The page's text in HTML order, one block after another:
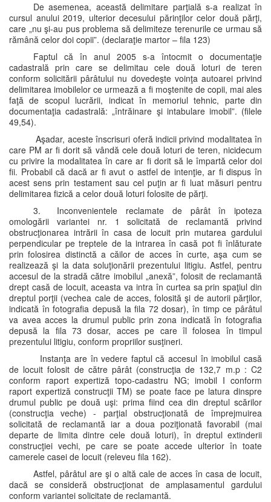
De asemenea, această delimitare parţială s-a realizat în
cursul anului 2019, ulterior decesului părinţilor celor două părţi,
care „nu şi-au pus problema să delimiteze terenurile ce urmau să
rămână celor doi copii”. (declaraţie martor – fila 123)
Faptul că în anul 2005 s-a întocmit o documentaţie
cadastrală prin care se delimitau cele două loturi de teren
conform solicitării pârâtului nu dovedeşte voinţa autoarei privind
delimitarea imobilelor ce urmează a fi moştenite de copii, mai ales
faţă de scopul lucrării, indicat în memoriul tehnic, parte din
documentaţia cadastrală: „întrăinare şi intabulare imobil”. (filele
49,54).
Aşadar, aceste înscrisuri oferă indicii privind modalitatea în
care PM ar fi dorit să vândă cele două loturi de teren, nicidecum
cu privire la modalitatea în care ar fi dorit să le împartă celor doi
fii. Probabil că dacă ar fi avut o astfel de intenţie, ar fi dispus în
acest sens prin testament sau cel puţin ar fi luat măsuri pentru
delimitarea fizică a celor două loturi folosite de părţi.
3. Inconvenientele reclamate de pârât în ipoteza
omologării variantei nr. 1 solicitată de reclamantă privind
obstrucţionarea intrării în casa de locuit prin mutarea gardului
perpendicular pe treptele de la intrarea în casă pot fi înlăturate
prin folosirea distinctă a căilor de acces în curte, aşa cum se
realizează şi la data soluţionării prezentului litigiu. Astfel, pentru
accesul de la stradă către imobilul „anexă”, folosit de reclamantă
drept casă de locuit, aceasta va intra în curtea sa prin spaţiul din
dreptul porţii (vechea cale de acces, folosită şi de autorii părţilor,
indicată în fotografia depusă la fila 72 dosar), în timp ce pârâtul
va avea acces la drumul public prin zona indicată în fotografia
depusă la fila 73 dosar, acces pe care îl folosea în timpul
prezentului litigiu, conform propriilor susţineri.
Instanţa are în vedere faptul că accesul în imobilul casă
de locuit folosit de către pârât (construcţia de 132,7 m.p : C2
conform raport expertiză topo-cadastru NG; imobil I conform
raport expertiză construcţii TM) se poate face pe latura dinspre
drumul public pe două uşi: prima fiind cea din dreptul scărilor
(construcţia veche) - parţial obstrucţionată de împrejmuirea
solicitată de reclamantă iar a doua poziţionată favorabil (mai
departe de limita dintre cele două loturi), în dreptul extinderii
construcţiei vechi, pe care se poate accede ulterior în toate
camerele casei de locuit (releveu fila 162).
Astfel, pârâtul are şi o altă cale de acces în casa de locuit,
dacă se consideră obstrucţionat de amplasamentul gardului
conform variantei solicitate de reclamantă.